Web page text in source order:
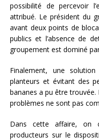
possibilité de percevoir
attribué. Le président du
avant deux points de
publics et l’absence de
groupement est dominé
Finalement, une
planteurs et évitant des
bananes a pu être
problèmes ne sont pas
Dans cette affaire, on
producteurs sur le